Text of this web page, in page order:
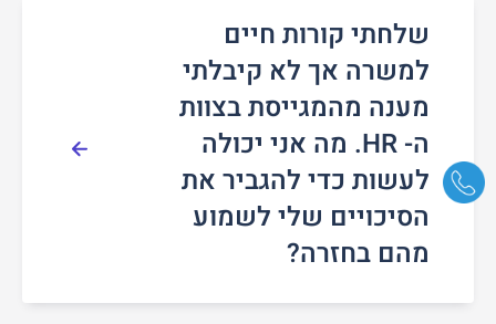
שלחתי קורות חיים
למשרה אך לא קיבלתי
מענה מהמגייסת בצוות
ה- HR. מה אני יכולה
לעשות כדי להגביר את
הסיכויים שלי לשמוע
מהם בחזרה?